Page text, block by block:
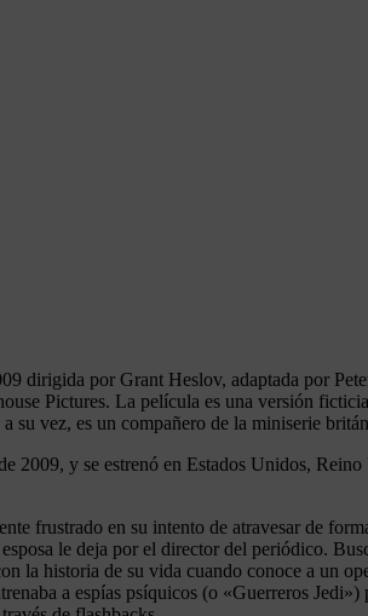
dirigida por Grant Heslov, adaptada por
Pictures. La película es una versión
su vez, es un compañero de la miniserie
2009, y se estrenó en Estados Unidos,
frustrado en su intento de atravesar de
le deja por el director del periódico.
la historia de su vida cuando conoce a un
a espías psíquicos (o «Guerreros